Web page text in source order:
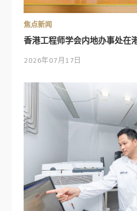
焦点新闻
香港工程师学会内地办事处在
2026年07月17日